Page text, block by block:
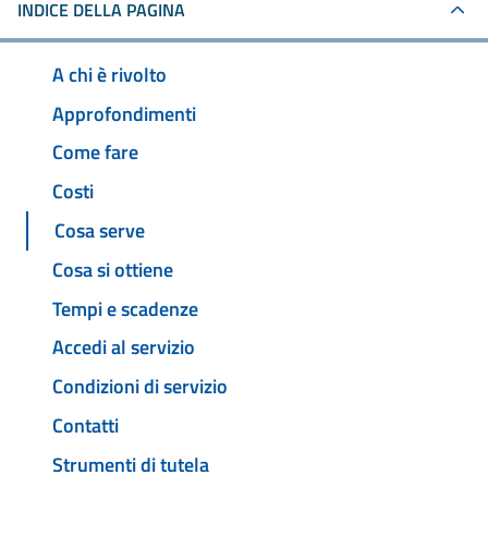
INDICE DELLA PAGINA
A chi è rivolto
Approfondimenti
Come fare
Costi
Cosa serve
Cosa si ottiene
Tempi e scadenze
Accedi al servizio
Condizioni di servizio
Contatti
Strumenti di tutela